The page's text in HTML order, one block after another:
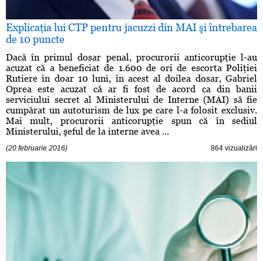
Explicaţia lui CTP pentru jacuzzi din MAI şi întrebarea
de 10 puncte
Dacă în primul dosar penal, procurorii anticorupţie l-au
acuzat că a beneficiat de 1.600 de ori de escorta Poliţiei
Rutiere în doar 10 luni, în acest al doilea dosar, Gabriel
Oprea este acuzat că ar fi fost de acord ca din banii
serviciului secret al Ministerului de Interne (MAI) să fie
cumpărat un autoturism de lux pe care l-a folosit exclusiv.
Mai mult, procurorii anticorupţie spun că în sediul
Ministerului, şeful de la interne avea ...
(20 februarie 2016) 864 vizualizări